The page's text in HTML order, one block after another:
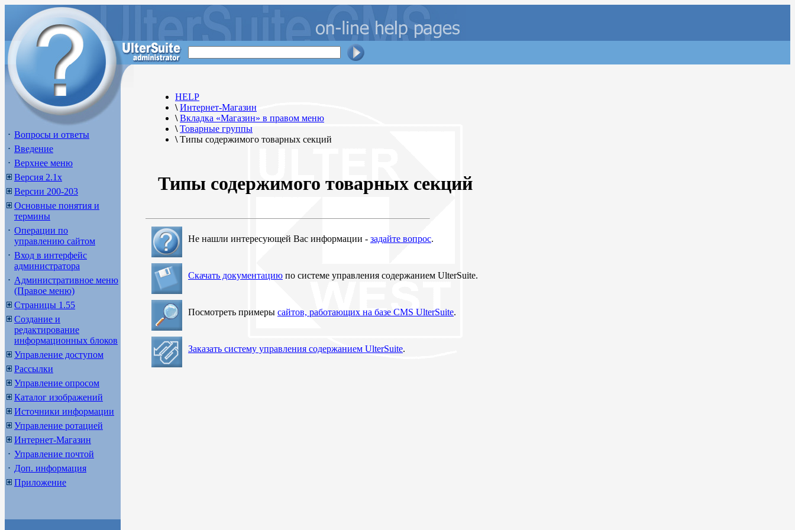
Вопросы и ответы
Введение
Верхнее меню
Версия 2.1х
Версии 200-203
Основные понятия и
термины
Операции по
управлению сайтом
Вход в интерфейс
администратора
Административное меню
(Правое меню)
Страницы 1.55
Создание и
редактирование
информационных блоков
Управление доступом
Рассылки
Управление опросом
Каталог изображений
Источники информации
Управление ротацией
Интернет-Магазин
Управление почтой
Доп. информация
Приложение
HELP
\Интернет-Магазин
\Вкладка «Магазин» в правом меню
\Товарные группы
\Типы содержимого товарных секций
Типы содержимого товарных секций
Не нашли интересующей Вас информации - задайте вопрос.
Скачать документацию по системе управления содержанием UlterSuite.
Посмотреть примеры сайтов, работающих на базе CMS UlterSuite.
Заказать систему управления содержанием UlterSuite.